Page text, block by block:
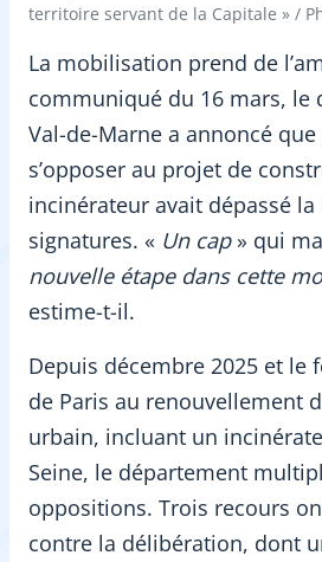
territoire servant de la Capitale » /
La mobilisation prend de
communiqué du 16 mars, le
Val-de-Marne a annoncé
s’opposer au projet de
incinérateur avait dépassé la
signatures. « Un cap» qui
nouvelle étape dans cette
estime-t-il.
Depuis décembre 2025 et le
de Paris au renouvellement
urbain, incluant un
Seine, le département
oppositions. Trois recours
contre la délibération, dont